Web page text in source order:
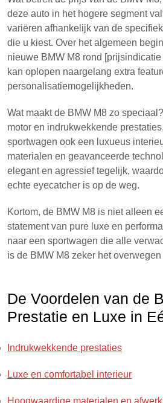
deze auto in het hogere segment
variëren afhankelijk van de
die u kiest. Over het algemeen
nieuwe BMW M8 rond
kan oplopen naargelang extra
personalisatiemogelijkheden.
Wat maakt de BMW M8 zo
motor en indrukwekkende
sportwagen ook een luxueus
materialen en geavanceerde
elegant en agressief tegelijk,
echte eyecatcher is op de weg.
Kortom, de BMW M8 is niet alleen
statement van pure luxe en
naar een sportwagen die alle
is de BMW M8 zeker het overwegen
De Voordelen van de
Prestatie en Luxe in
Indrukwekkende prestaties
Luxe en comfortabel interieur
Hoogwaardige materialen en